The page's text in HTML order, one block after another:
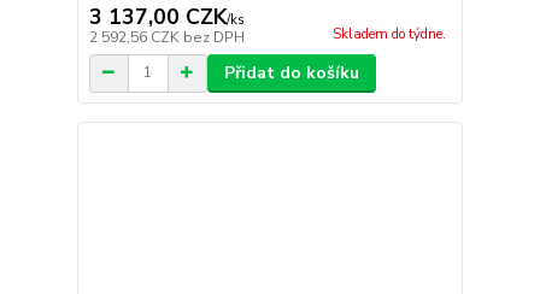
3 137,00 CZK/ks
2 592,56 CZK bez DPH Skladem do týdne.
Přidat do košíku